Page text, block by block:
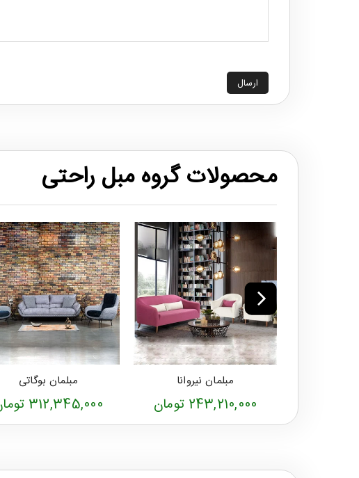
ارسال
محصولات گروه مبل راحتی
مبلمان نیروانا
243,210,000 تومان
مبلمان بوگاتی
312,345,000 تومان